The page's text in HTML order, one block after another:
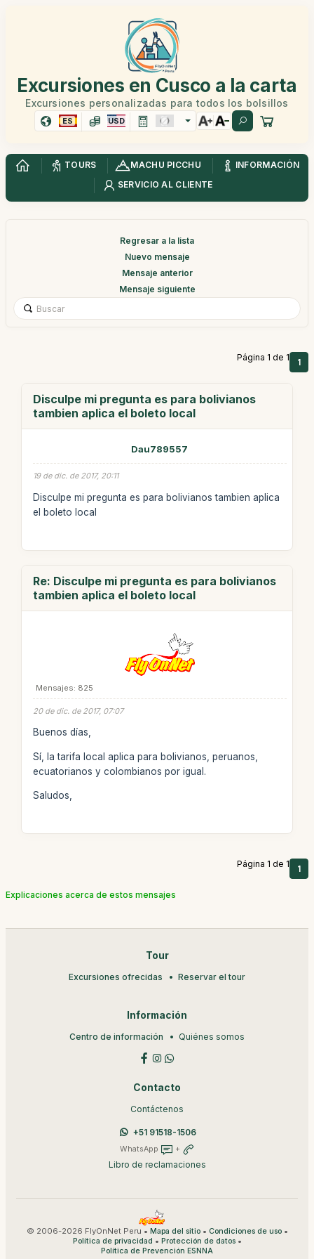
Excursiones en Cusco a la carta
Excursiones personalizadas para todos los bolsillos
ES USD
TOURS MACHU PICCHU
INFORMACIÓN
SERVICIO AL CLIENTE
Regresar a la lista
Nuevo mensaje
Mensaje anterior
Mensaje siguiente
Página 1 de 1 1
Disculpe mi pregunta es para bolivianos
tambien aplica el boleto local
Dau789557
19 de dic. de 2017, 20:11
Disculpe mi pregunta es para bolivianos tambien aplica
el boleto local
Re: Disculpe mi pregunta es para bolivianos
tambien aplica el boleto local
Mensajes: 825
20 de dic. de 2017, 07:07
Buenos días,
Sí, la tarifa local aplica para bolivianos, peruanos,
ecuatorianos y colombianos por igual.
Saludos,
Página 1 de 1 1
Explicaciones acerca de estos mensajes
Tour
Excursiones ofrecidas Reservar el tour
Información
Centro de información Quiénes somos
Contacto
Contáctenos
+51 91518-1506
WhatsApp +
Libro de reclamaciones
© 2006-2026 FlyOnNet Peru • Mapa del sitio• Condiciones de uso•
Política de privacidad • Protección de datos•
Política de Prevención ESNNA